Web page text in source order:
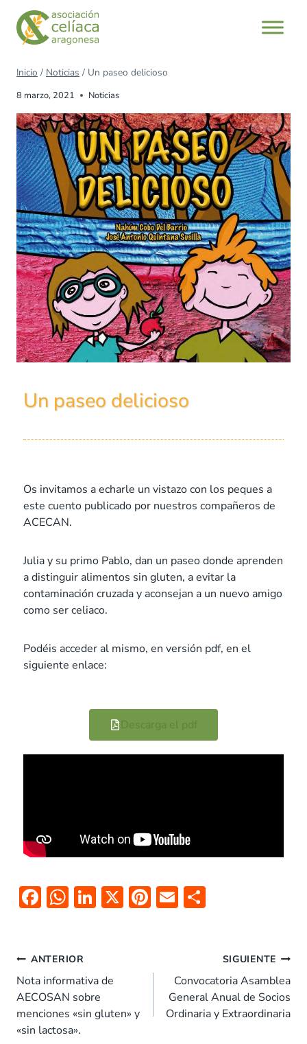
Inicio / Noticias / Un paseo delicioso
8 marzo, 2021 Noticias
Un paseo delicioso
Os invitamos a echarle un vistazo con los peques a
este cuento publicado por nuestros compañeros de
ACECAN.
Julia y su primo Pablo, dan un paseo donde aprenden
a distinguir alimentos sin gluten, a evitar la
contaminación cruzada y aconsejan a un nuevo amigo
como ser celiaco.
Podéis acceder al mismo, en versión pdf, en el
siguiente enlace:
Descarga el pdf
F
b
o
o
k
W
s
A
p
p
Li
dI
n
X Pi E
ar
tir
ANTERIOR
Nota informativa de
AECOSAN sobre
menciones «sin gluten» y
«sin lactosa».
SIGUIENTE
Convocatoria Asamblea
General Anual de Socios
Ordinaria y Extraordinaria